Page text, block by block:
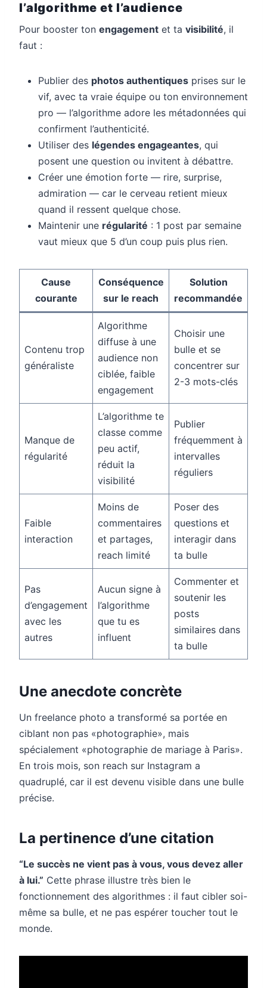
l’algorithme et l’audience
Pour booster ton engagement et ta visibilité, il
faut :
Publier des photos authentiques prises sur le
vif, avec ta vraie équipe ou ton environnement
pro — l’algorithme adore les métadonnées qui
confirment l’authenticité.
Utiliser des légendes engageantes, qui
posent une question ou invitent à débattre.
Créer une émotion forte — rire, surprise,
admiration — car le cerveau retient mieux
quand il ressent quelque chose.
Maintenir une régularité : 1 post par semaine
vaut mieux que 5 d’un coup puis plus rien.
Cause
courante
Conséquence
sur le reach
Solution
recommandée
Contenu trop
généraliste
Algorithme
diffuse à une
audience non
ciblée, faible
engagement
Choisir une
bulle et se
concentrer sur
2-3 mots-clés
Manque de
régularité
L’algorithme te
classe comme
peu actif,
réduit la
visibilité
Publier
fréquemment à
intervalles
réguliers
Faible
interaction
Moins de
commentaires
et partages,
reach limité
Poser des
questions et
interagir dans
ta bulle
Pas
d’engagement
avec les
autres
Aucun signe à
l’algorithme
que tu es
influent
Commenter et
soutenir les
posts
similaires dans
ta bulle
Une anecdote concrète
Un freelance photo a transformé sa portée en
ciblant non pas «photographie», mais
spécialement «photographie de mariage à Paris».
En trois mois, son reach sur Instagram a
quadruplé, car il est devenu visible dans une bulle
précise.
La pertinence d’une citation
“Le succès ne vient pas à vous, vous devez aller
à lui.” Cette phrase illustre très bien le
fonctionnement des algorithmes : il faut cibler soi-
même sa bulle, et ne pas espérer toucher tout le
monde.